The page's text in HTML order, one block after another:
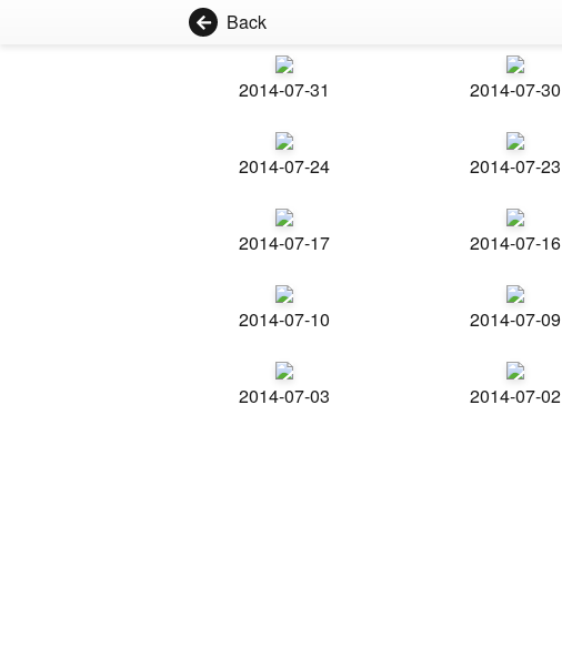
Back
2014-07-31 2014-07-30
2014-07-24 2014-07-23
2014-07-17 2014-07-16
2014-07-10 2014-07-09
2014-07-03 2014-07-02